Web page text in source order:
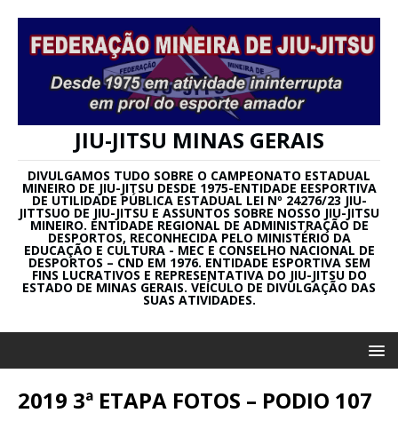
JIU-JITSU MINAS GERAIS
DIVULGAMOS TUDO SOBRE O CAMPEONATO ESTADUAL
MINEIRO DE JIU-JITSU DESDE 1975-ENTIDADE EESPORTIVA
DE UTILIDADE PÚBLICA ESTADUAL LEI Nº 24276/23 JIU-
JITTSUO DE JIU-JITSU E ASSUNTOS SOBRE NOSSO JIU-JITSU
MINEIRO. ENTIDADE REGIONAL DE ADMINISTRAÇÃO DE
DESPORTOS, RECONHECIDA PELO MINISTÉRIO DA
EDUCAÇÃO E CULTURA - MEC E CONSELHO NACIONAL DE
DESPORTOS – CND EM 1976. ENTIDADE ESPORTIVA SEM
FINS LUCRATIVOS E REPRESENTATIVA DO JIU-JITSU DO
ESTADO DE MINAS GERAIS. VEÍCULO DE DIVULGAÇÃO DAS
SUAS ATIVIDADES.
2019 3ª ETAPA FOTOS – PODIO 107